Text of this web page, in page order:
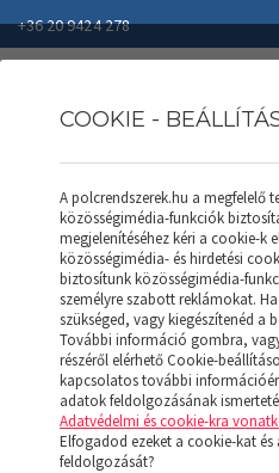
+36 20 9424 278
Polcrendszerek Termékek
APROD zárt keret AKZ 153 (F)
COOKIE -
A polcrendszerek.hu a megfelelő
közösségimédia-funkciók
megjelenítéséhez kéri a cookie-k
közösségimédia- és hirdetési
biztosítunk közösségimédia-
személyre szabott reklámokat.
szükséged, vagy kiegészítenéd a
További információ gombra,
részéről elérhető Cookie-
kapcsolatos további
adatok feldolgozásának
Adatvédelmi és cookie-kra
Elfogadod ezeket a cookie-kat
feldolgozását?